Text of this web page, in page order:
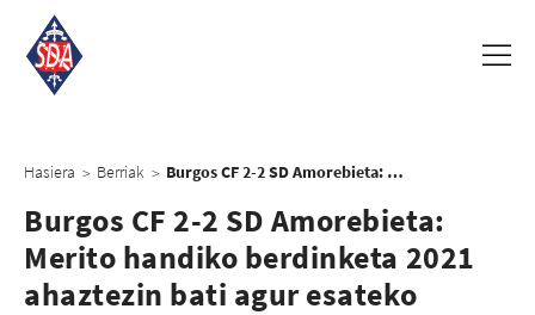
Hasiera > Berriak > Burgos CF 2-2 SD Amorebieta: Merito handiko berdinketa 2021 ahaztezin bati agur esateko
Burgos CF 2-2 SD Amorebieta:
Merito handiko berdinketa 2021
ahaztezin bati agur esateko